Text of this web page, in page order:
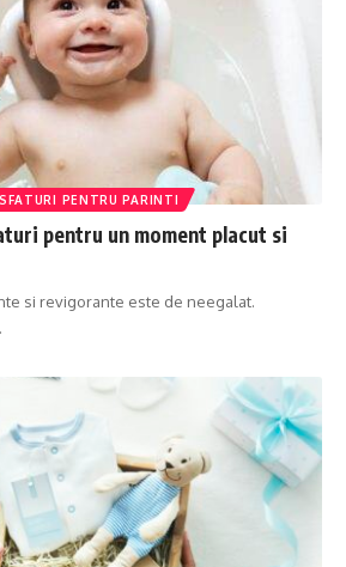
SFATURI PENTRU PARINTI
pentru un moment placut si
si revigorante este de neegalat.